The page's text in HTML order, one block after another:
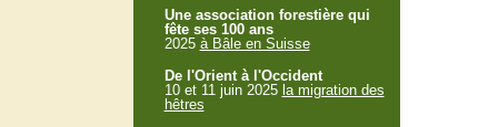
Une association forestière qui
fête ses 100 ans
2025 à Bâle en Suisse
De l'Orient à l'Occident
10 et 11 juin 2025 la migration des
hêtres